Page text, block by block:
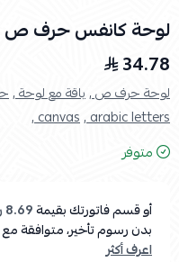
لوحة كانفس حرف ص
34.78
لوحة حرف ص ,باقة مع لوحة ,
arabic letters ,
canvas ,
متوفر
أو قسم فاتورتك بقيمة8.69 ر.س
بدون رسوم تأخير، متوافقة
اعرف أكثر